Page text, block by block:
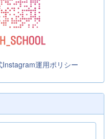
運用ポリシー